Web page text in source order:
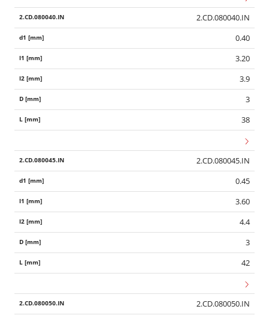
2.CD.080040.IN
0.40
3.20
3.9
3
38
2.CD.080045.IN
0.45
3.60
4.4
3
42
2.CD.080050.IN